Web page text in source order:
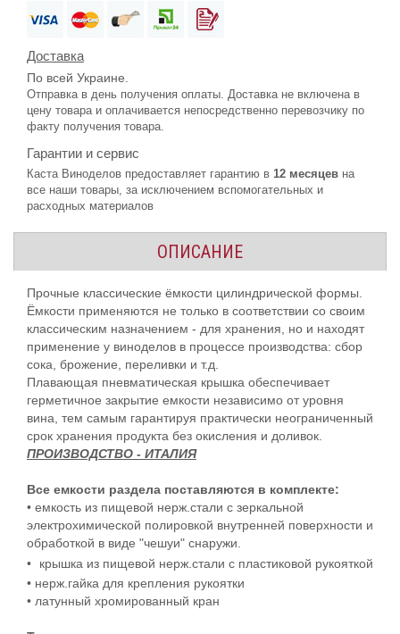
Доставка
По всей Украине.
Отправка в день получения оплаты. Доставка не включена в
цену товара и оплачивается непосредственно перевозчику по
факту получения товара.
Гарантии и сервис
Каста Виноделов предоставляет гарантию в 12 месяцев на
все наши товары, за исключением вспомогательных и
расходных материалов
ОПИСАНИЕ
Прочные классические ёмкости цилиндрической формы.
Ёмкости применяются не только в соответствии со своим
классическим назначением - для хранения, но и находят
применение у виноделов в процессе производства: сбор
сока, брожение, переливки и т.д.
Плавающая пневматическая крышка обеспечивает
герметичное закрытие емкости независимо от уровня
вина, тем самым гарантируя практически неограниченный
срок хранения продукта без окисления и доливок.
ПРОИЗВОДСТВО - ИТАЛИЯ
Все емкости раздела поставляются в комплекте:
• емкость из пищевой нерж.стали с зеркальной
электрохимической полировкой внутренней поверхности и
обработкой в виде "чешуи" снаружи.
•
крышка из пищевой нерж.стали с пластиковой рукояткой
• нерж.гайка для крепления рукоятки
• латунный хромированный кран